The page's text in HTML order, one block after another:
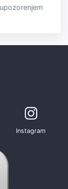
Instagram